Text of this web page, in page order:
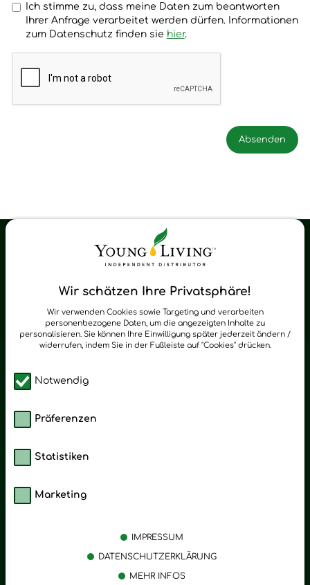
Ich stimme zu, dass meine Daten zum beantworten
Ihrer Anfrage verarbeitet werden dürfen. Informationen
zum Datenschutz finden sie hier.
Wir schätzen Ihre Privatsphäre!
Wir verwenden Cookies sowie Targeting und verarbeiten
personenbezogene Daten, um die angezeigten Inhalte zu
personalisieren. Sie können Ihre Einwilligung später jederzeit ändern /
widerrufen, indem Sie in der Fußleiste auf "Cookies" drücken.
Notwendig
Präferenzen
Statistiken
Marketing
IMPRESSUM
DATENSCHUTZERKLÄRUNG
MEHR INFOS
Young Living Shop-Oil Newsletter
zum Newsletter anmelden
Stress
Entspannung
Trauer